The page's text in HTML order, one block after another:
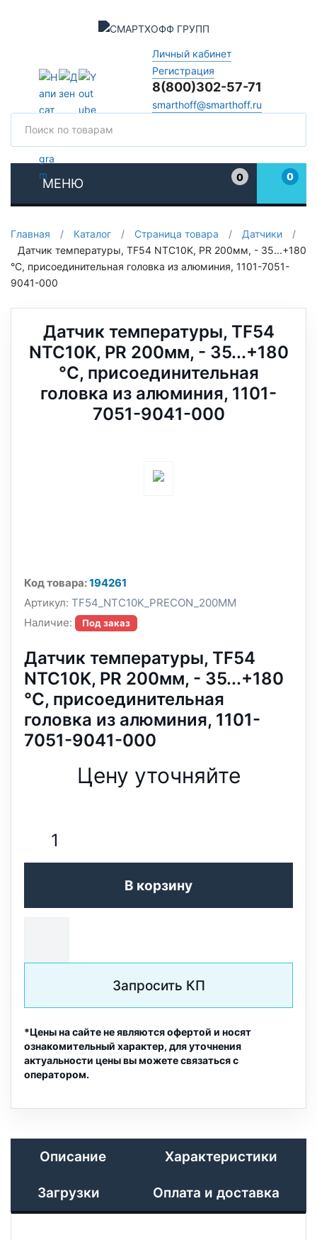
Личный кабинет
Регистрация
8(800)302-57-71
smarthoff@smarthoff.ru
МЕНЮ
0
0
Главная / Каталог / Страница товара / Датчики
/
Датчик температуры, TF54 NTC10K, PR 200мм, - 35...+180
°C, присоединительная головка из алюминия, 1101-7051-
9041-000
Датчик температуры, TF54
NTC10K, PR 200мм, - 35...+180
°C, присоединительная
головка из алюминия, 1101-
7051-9041-000
Код товара:194261
Артикул: TF54_NTC10K_PRECON_200MM
Наличие:
Под заказ
Датчик температуры, TF54
NTC10K, PR 200мм, - 35...+180
°C, присоединительная
головка из алюминия, 1101-
7051-9041-000
Цену уточняйте
В корзину
Запросить КП
*Цены на сайте не являются офертой и носят
ознакомительный характер, для уточнения
актуальности цены вы можете связаться с
оператором.
Описание Характеристики
Загрузки Оплата и доставка